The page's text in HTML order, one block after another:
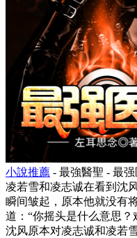
小說推薦 - 最強醫聖 - 最强
凌若雪和凌志诚在看到沈
瞬间皱起，原本他就没有
道：“你摇头是什么意思
沈风原本对凌志诚和凌若